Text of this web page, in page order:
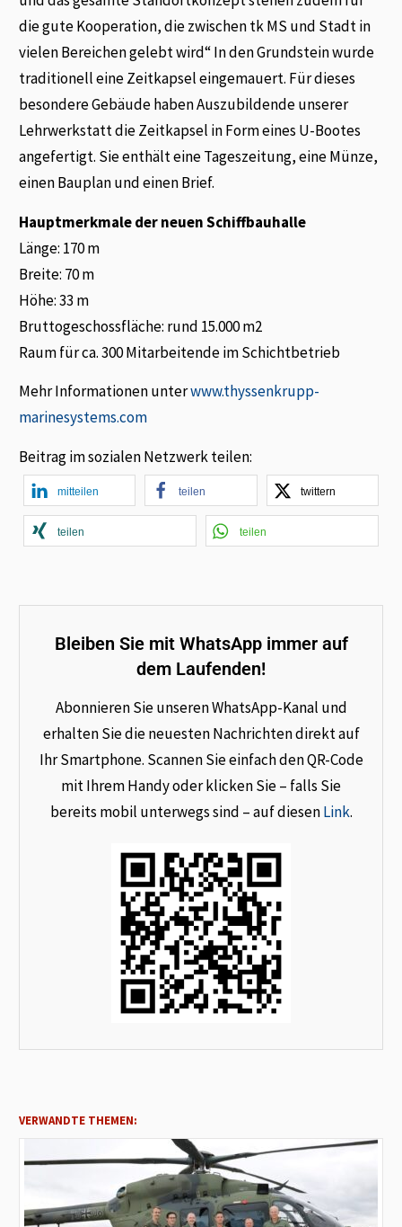
die gute Kooperation, die zwischen tk MS und Stadt in
vielen Bereichen gelebt wird“ In den Grundstein wurde
traditionell eine Zeitkapsel eingemauert. Für dieses
besondere Gebäude haben Auszubildende unserer
Lehrwerkstatt die Zeitkapsel in Form eines U-Bootes
angefertigt. Sie enthält eine Tageszeitung, eine Münze,
einen Bauplan und einen Brief.
Hauptmerkmale der neuen Schiffbauhalle
Länge: 170 m
Breite: 70 m
Höhe: 33 m
Bruttogeschossfläche: rund 15.000 m2
Raum für ca. 300 Mitarbeitende im Schichtbetrieb
Mehr Informationen unterwww.thyssenkrupp-
marinesystems.com
Beitrag im sozialen Netzwerk teilen:
mitteilen teilen twittern
teilen teilen
Bleiben Sie mit WhatsApp immer auf
dem Laufenden!
Abonnieren Sie unseren WhatsApp-Kanal und
erhalten Sie die neuesten Nachrichten direkt auf
Ihr Smartphone. Scannen Sie einfach den QR-Code
mit Ihrem Handy oder klicken Sie – falls Sie
bereits mobil unterwegs sind – auf diesenLink.
VERWANDTE THEMEN: